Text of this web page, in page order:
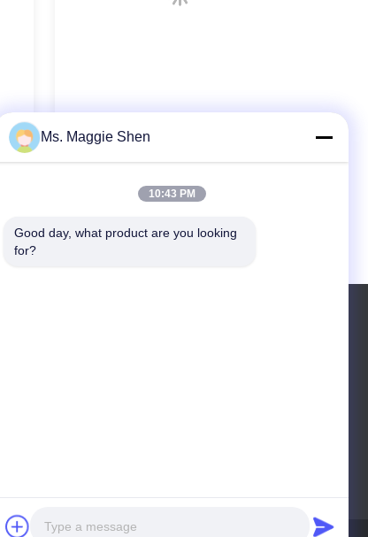
UV επίπεδης βάσης Engraver λέιζερ,
υφαντική μηχανή χάραξης 405nm
Ms. Maggie Shen
10:43 PM
Good day, what product are you looking
for?